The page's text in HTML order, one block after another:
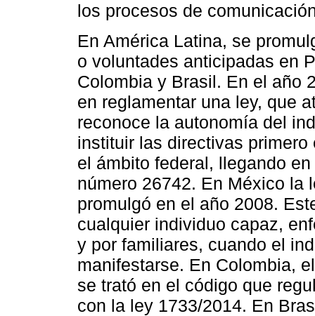
los procesos de
En América Latina, se
o voluntades anticipadas en
Colombia y Brasil. En el año
en reglamentar una ley, que
reconoce la autonomía del
instituir las directivas
el ámbito federal, llegando
número 26742. En México la
promulgó en el año 2008.
cualquier individuo capaz,
y por familiares, cuando el
manifestarse. En Colombia,
se trató en el código que
con la ley 1733/2014. En